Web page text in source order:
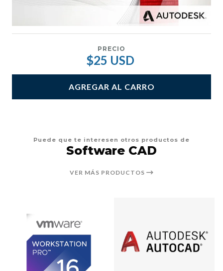
PRECIO
$25 USD
AGREGAR AL CARRO
Puede que te interesen otros productos de
Software CAD
VER MÁS PRODUCTOS